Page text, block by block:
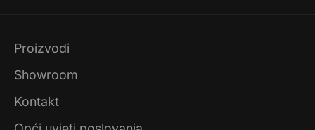
Proizvodi
Showroom
Kontakt